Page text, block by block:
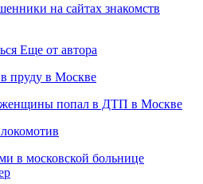
на сайтах знакомств
Еще от автора
в пруду в Москве
женщины попал в ДТП в Москве
в московской больнице